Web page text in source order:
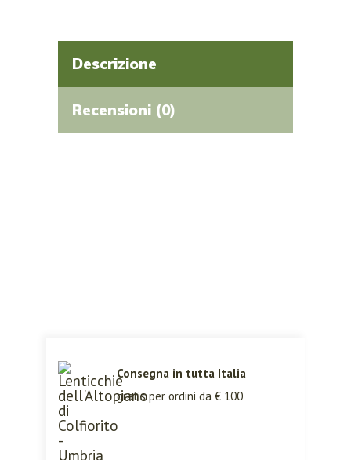
Descrizione
Recensioni (0)
Consegna in tutta Italia
gratis per ordini da € 100